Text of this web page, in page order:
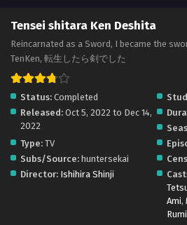
Tensei shitara Ken
Eps 3 - October 13, 2022
x265/HEVC Subtitle
Eps 2 - October 6, 2022
Tensei shitara Ken
x265/HEVC Subtitle
Eps 1 update - September
Tensei shitara Ken
Tensei shitara Ken Deshita
Reincarnated as a Sword, I became the
TenKen, 転生したら剣でした
Status: Completed
Released: Oct 5, 2022 to Dec 14,
2022
Type: TV
Subs/Source: huntersekai
Director: Ishihira Shinji
Ami,
Rumi